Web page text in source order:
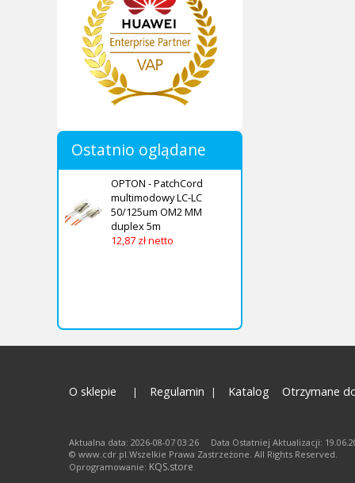
Ostatnio oglądane
OPTON - PatchCord
multimodowy LC-LC
50/125um OM2 MM
duplex 5m
12,87 zł netto
O sklepie Regulamin Katalog Otrzymane
Aktualna data: 2026-08-07 03:26 Data Ostatniej Aktualizacji:
© www.cdr.pl.Wszelkie Prawa Zastrzeżone. All Rights Reserved.
Oprogramowanie: KQS.store